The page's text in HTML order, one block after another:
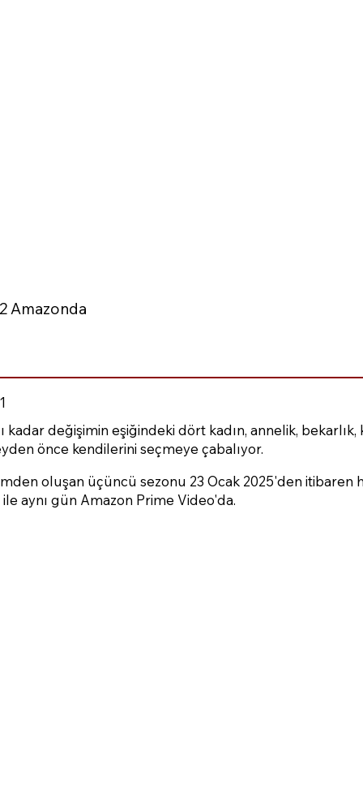
Amazonda
kadar değişimin eşiğindeki dört kadın, annelik,
önce kendilerini seçmeye çabalıyor.
oluşan üçüncü sezonu 23 Ocak 2025'den itibaren
aynı gün Amazon Prime Video'da.